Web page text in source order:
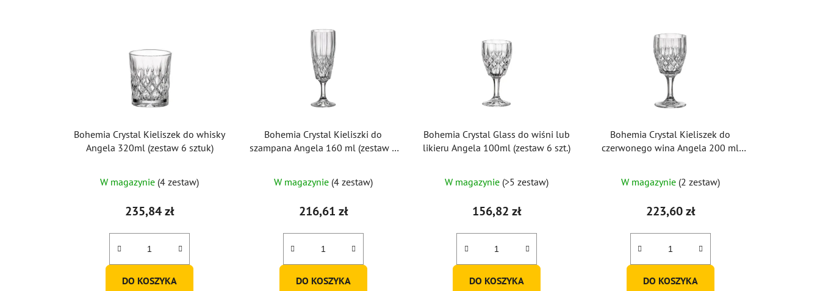
Bohemia Crystal Kieliszek do whisky
Angela 320ml (zestaw 6 sztuk)
W magazynie (4 zestaw)
235,84 zł
DO KOSZYKA
Bohemia Crystal Kieliszki do
szampana Angela 160 ml (zestaw 6
W magazynie (4 zestaw)
216,61 zł
DO KOSZYKA
Bohemia Crystal Glass do wiśni lub
likieru Angela 100ml (zestaw 6 szt.)
W magazynie (>5 zestaw)
156,82 zł
DO KOSZYKA
Bohemia Crystal Kieliszek do
czerwonego wina Angela 200 ml
W magazynie (2 zestaw)
223,60 zł
DO KOSZYKA